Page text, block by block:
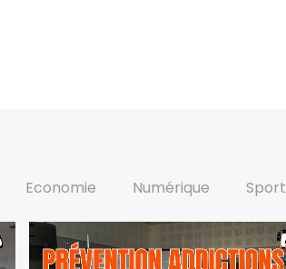
Economie Numérique Sport